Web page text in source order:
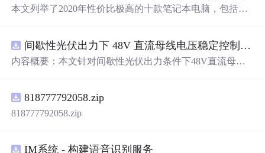
本文列举了2020年性价比极高的十款笔记本电脑，包括HP
15二合一、Acer Predator Helios 300、Acer Switch 3和Apple
MacBook 12英寸。这些笔记本电脑在配置、设计、性能和
间歇性光伏出力下 48V 直流母线电压稳定控制及储能双向充放电闭环调控体系研究（Simulink仿真实现）
内容概要：本文针对间歇性光伏出力条件下48V直流母线
含光伏阵列、Boost型DC-DC变换器、双向DC-DC变换器
与锂离子电池储能系统的完整拓扑结构，结合光伏最大功
架构，集成电压外环与电流内环双闭环控制策略，确保在
818777792058.zip
818777792058.zip
IM系统 - 构建语音识别服务